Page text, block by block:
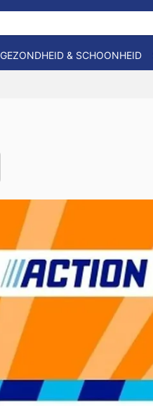
GEZONDHEID & SCHOONHEID